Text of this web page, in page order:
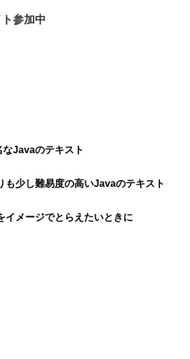
参加中
Javaのテキスト
も少し難易度の高いJavaのテキスト
イメージでとらえたいときに